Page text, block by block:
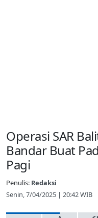
Operasi SAR
Bandar Buat
Pagi
Penulis: Redaksi
Senin, 7/04/2025 | 20:42 WIB